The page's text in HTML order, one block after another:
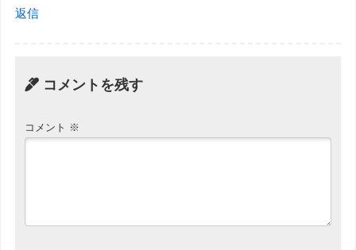
返信
コメントを残す
コメント ※